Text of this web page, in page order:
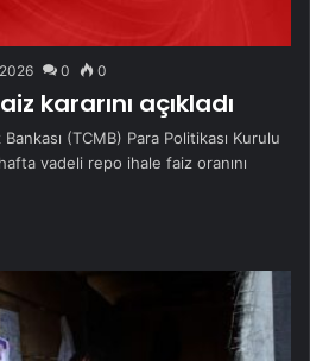
0 0
kararını açıkladı
(TCMB) Para Politikası Kurulu
vadeli repo ihale faiz oranını